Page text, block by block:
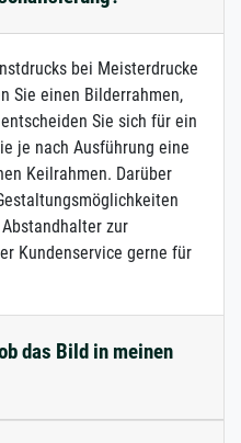
bei Meisterdrucke
Sie einen Bilderrahmen,
Sie sich für ein
je nach Ausführung eine
Keilrahmen. Darüber
zur
Kundenservice gerne für
das Bild in meinen